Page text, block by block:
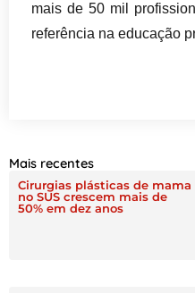
mais de 50 mil
referência na educação
Mais recentes
Cirurgias plásticas de mama
no SUS crescem mais de
50% em dez anos